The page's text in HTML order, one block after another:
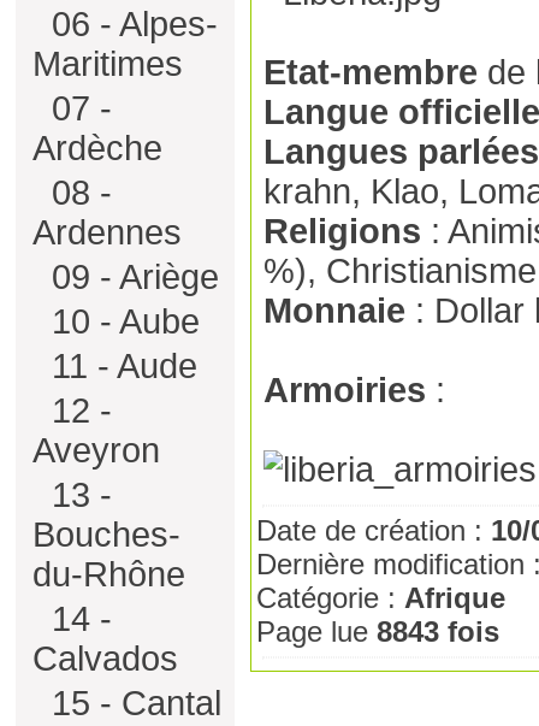
06 - Alpes-
Maritimes
07 -
Ardèche
08 -
Ardennes
09 - Ariège
10 - Aube
11 - Aude
12 -
Aveyron
13 -
Bouches-
du-Rhône
14 -
Calvados
15 - Cantal
Etat-membre de
Langue officielle
Langues parlées
krahn, Klao,
Religions :
%),
Monnaie : Dollar
Armoiries :
Date de création : 10/
Dernière
Catégorie : Afrique
Page lue 8843 fois